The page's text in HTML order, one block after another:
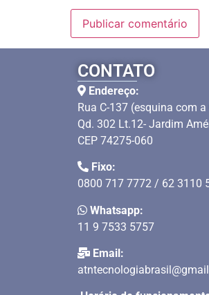
CONTATO
Endereço:
Rua C-137 (esquina com
Qd. 302 Lt.12- Jardim
CEP 74275-060
Fixo:
0800 717 7772 / 62 3110
Whatsapp:
11 9 7533 5757
Email: